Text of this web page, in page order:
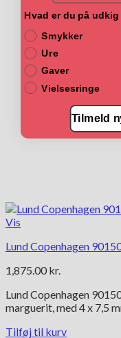
Vis
Lund Copenhagen
1,875.00 kr.
Lund Copenhagen
marguerit, med 4 x 7,5
Tilføj til kurv
Hvad er du på udkig
Smykker
Ure
Gaver
Vielsesringe
Tilmeld